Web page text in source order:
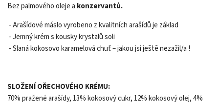
Bez palmového oleje a konzervantů.
- Arašídové máslo vyrobeno z kvalitních arašídů je základ
- Jemný krém s kousky krystalů soli
- Slaná kokosovo karamelová chuť – jakou jsi ještě nezažil/a !
SLOŽENÍ OŘECHOVÉHO KRÉMU:
70% pražené arašídy, 13% kokosový cukr, 12% kokosový olej, 4%